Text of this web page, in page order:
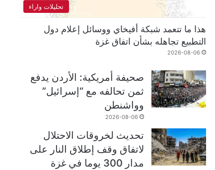
تحليلات واراء
هذا ما تتعمد شبكة أفيخاي ووسائل إعلام دول
التطبيع تجاهله بشأن اتفاق غزة
2026-08-06
صحيفة أمريكية: الأردن يدفع
ثمن تحالفه مع “إسرائيل”
وواشنطن
2026-08-06
تحديث لخروقات الاحتلال
لاتفاق وقف إطلاق النار على
مدار 300 يوما في غزة